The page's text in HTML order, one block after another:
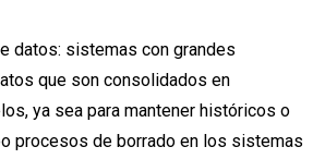
datos: sistemas con grandes
que son consolidados en
ya sea para mantener históricos o
procesos de borrado en los sistemas